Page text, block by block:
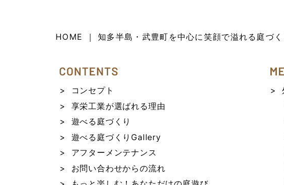
HOME ｜ 知多半島・武豊町を中心に笑顔で溢れる庭づ
コンセプト
享栄工業が選ばれる理由
遊べる庭づくり
遊べる庭づくりGallery
アフターメンテナンス
お問い合わせからの流れ